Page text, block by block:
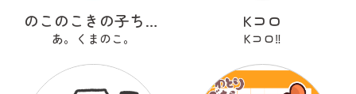
のこのこきの子ちゃん
あ。くまのこ。
Kコロ
Kコロ‼︎